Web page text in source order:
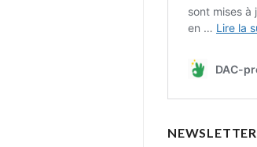
NEWSLETTER